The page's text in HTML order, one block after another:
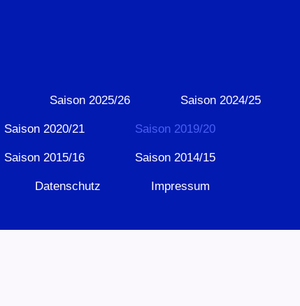
Saison 2025/26 Saison 2024/25
Saison 2020/21 Saison 2019/20
Saison 2015/16 Saison 2014/15
Datenschutz Impressum